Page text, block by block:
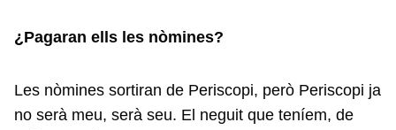
¿Pagaran ells les nòmines?
Les nòmines sortiran de Periscopi, però Periscopi ja
no serà meu, serà seu. El neguit que teníem, de